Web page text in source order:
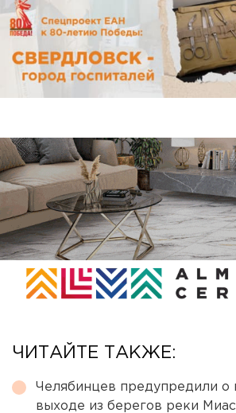
ЧИТАЙТЕ ТАКЖЕ:
Челябинцев предупредили о
выходе из берегов реки